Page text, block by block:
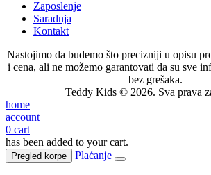
Zaposlenje
Saradnja
Kontakt
Nastojimo da budemo što precizniji u opisu
i cena, ali ne možemo garantovati da su sve
bez grešaka.
Teddy Kids © 2026. Sva prava
home
account
0 cart
has been added to your cart.
Pregled korpe Plaćanje